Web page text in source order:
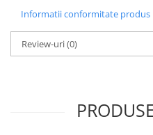
Scari , lize si depozitare
Unelte pentru masurat
Aparate de masura si detectie
Informatii conformitate produs
Review-uri(0)